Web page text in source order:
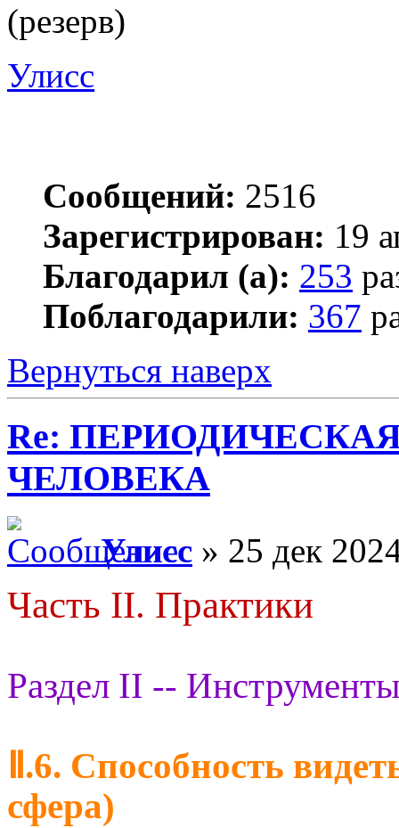
(резерв)
Улисс
Сообщений: 2516
Зарегистрирован: 19
Благодарил (а): 253
Поблагодарили: 367
Вернуться наверх
Re:
ЧЕЛОВЕКА
Улисс » 25 дек
Часть II. Практики
Раздел II --
Ⅱ.6. Способность
сфера)